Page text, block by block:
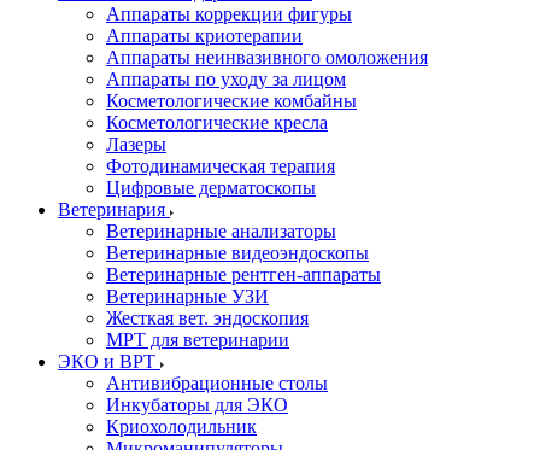
Аппараты коррекции фигуры
Аппараты криотерапии
Аппараты неинвазивного омоложения
Аппараты по уходу за лицом
Косметологические комбайны
Косметологические кресла
Лазеры
Фотодинамическая терапия
Цифровые дерматоскопы
Ветеринария
Ветеринарные анализаторы
Ветеринарные видеоэндоскопы
Ветеринарные рентген-аппараты
Ветеринарные УЗИ
Жесткая вет. эндоскопия
МРТ для ветеринарии
ЭКО и ВРТ
Антивибрационные столы
Инкубаторы для ЭКО
Криохолодильник